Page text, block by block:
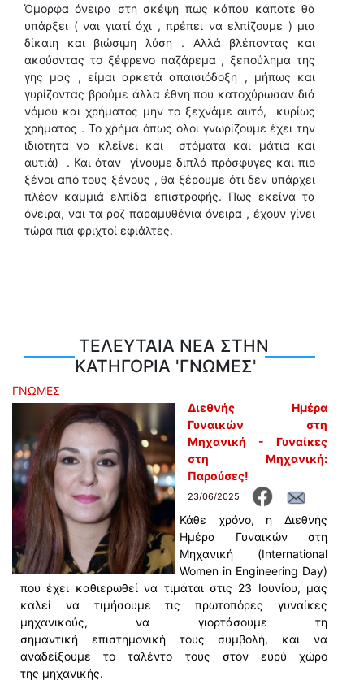
Όμορφα όνειρα στη σκέψη πως κάπου κάποτε θα
υπάρξει ( ναι γιατί όχι , πρέπει να ελπίζουμε ) μια
δίκαιη και βιώσιμη λύση . Αλλά βλέποντας και
ακούοντας το ξέφρενο παζάρεμα , ξεπούλημα της
γης μας , είμαι αρκετά απαισιόδοξη , μήπως και
γυρίζοντας βρούμε άλλα έθνη που κατοχύρωσαν διά
νόμου και χρήματος μην το ξεχνάμε αυτό, κυρίως
χρήματος . Το χρήμα όπως όλοι γνωρίζουμε έχει την
ιδιότητα να κλείνει και στόματα και μάτια και
αυτιά) . Και όταν γίνουμε διπλά πρόσφυγες και πιο
ξένοι από τους ξένους , θα ξέρουμε ότι δεν υπάρχει
πλέον καμμιά ελπίδα επιστροφής. Πως εκείνα τα
όνειρα, ναι τα ροζ παραμυθένια όνειρα , έχουν γίνει
τώρα πια φριχτοί εφιάλτες.
ΤΕΛΕΥΤΑΙΑ ΝΕΑ ΣΤΗΝ
ΚΑΤΗΓΟΡΙΑ 'ΓΝΩΜΕΣ'
ΓΝΩΜΕΣ
Διεθνής Ηµέρα
Γυναικών στη
Μηχανική - Γυναίκες
στη Μηχανική:
Παρούσες!
23/06/2025
Κάθε χρόνο, η Διεθνής
Ηµέρα Γυναικών στη
Μηχανική (International
Women in Engineering Day)
που έχει καθιερωθεί να τιμάται στις 23 Ιουνίου, μας
καλεί να τιμήσουμε τις πρωτοπόρες γυναίκες
μηχανικούς, να γιορτάσουμε τη
σημαντική επιστημονική τους συμβολή, και να
αναδείξουμε το ταλέντο τους στον ευρύ χώρο
της μηχανικής.